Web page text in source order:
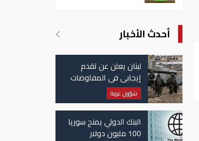
أحدث الأخبار
لبنان يعلن عن تقدم
إيجابي في المفاوضات
مع إسرائيل.. وأمريكا
تضغط لوقف النار في
غزة
شؤون عربية
البنك الدولي يمنح سوريا
100 مليون دولار